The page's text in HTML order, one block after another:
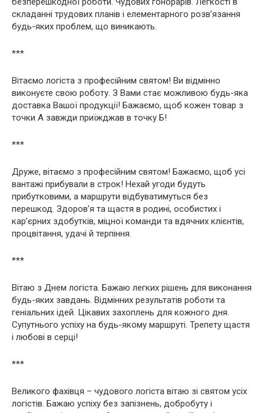
складанні трудових планів і елементарного розв’язання
будь-яких проблем, що виникають.
***
Вітаємо логіста з професійним святом! Ви відмінно
виконуєте свою роботу. З Вами стає можливою будь-яка
доставка Вашої продукції! Бажаємо, щоб кожен товар з
точки А завжди приїжджав в точку Б!
***
Друже, вітаємо з професійним святом! Бажаємо, щоб усі
вантажі прибували в строк! Нехай угоди будуть
прибутковими, а маршрути відбуватимуться без
перешкод. Здоров’я та щастя в родині, особистих і
кар’єрних здобутків, міцної команди та вдячних клієнтів,
процвітання, удачі й терпіння.​
***
Вітаю з Днем логіста. Бажаю легких рішень для виконання
будь-яких завдань. Відмінних результатів роботи та
геніальних ідей. Цікавих захоплень для кожного дня.
Супутнього успіху на будь-якому маршруті. Трепету щастя
і любові в серці!
***
Великого фахівця – чудового логіста вітаю зі святом усіх
логістів. Бажаю успіху без запізнень, добробуту і